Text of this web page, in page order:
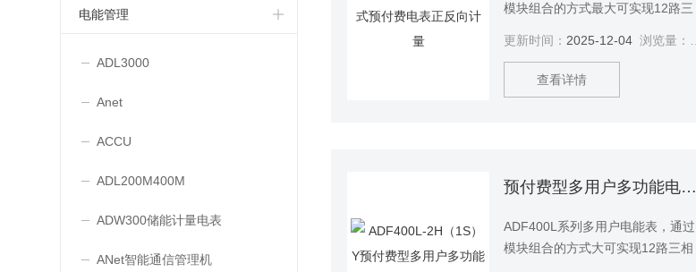
电能管理
ADL3000
Anet
ACCU
ADL200M400M
ADW300储能计量电表
ANet智能通信管理机
模块组合的方式最大可实现12路三
路三相互感器接入测量、直接接入
和互感器接入的混合测量方式，该
系列电能表因准确度高、集中安
费功功能。
更新时间： 2025-12-04 浏览量：
查看详情
预付费型多用户多功能电表复费率统计
ADF400L系列多用户电能表，通过
模块组合的方式大可实现12路三相